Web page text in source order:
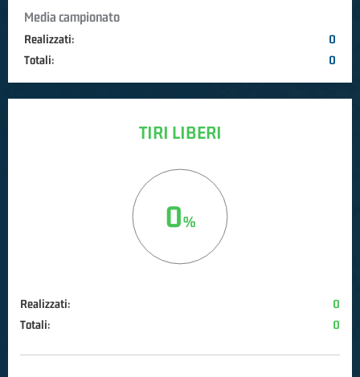
Media campionato
Realizzati:
0
Totali:
0
TIRI LIBERI
0
Realizzati:
0
Totali:
0